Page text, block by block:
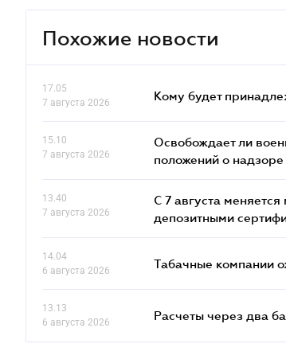
Похожие новости
17.05
7 августа 2026
Кому будет
15.10
7 августа 2026
Освобождает ли
положений о надзоре
13.40
7 августа 2026
С 7 августа
депозитными
14.04
6 августа 2026
Табачные компании
13.13
6 августа 2026
Расчеты через два